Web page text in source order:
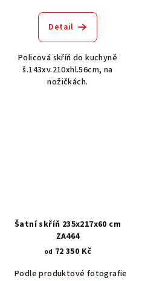
Detail
Policová skříň do kuchyně
š.143xv.210xhl.56cm, na
nožičkách.
Šatní skříň 235x217x60 cm
ZA464
od 72 350 Kč
Podle produktové fotografie